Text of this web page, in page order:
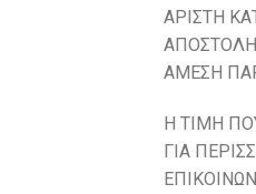
ΑΡΙΣΤΗ
ΑΜΕΣΗ
H ΤΙΜH
ΓΙΑ